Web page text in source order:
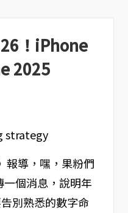
！iPhone
2025
報導，嘿，果粉們
個消息，說明年
別熟悉的數字命